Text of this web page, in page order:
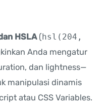
HSLA(hsl(204,
Anda mengatur
dan lightness—
manipulasi dinamis
atau CSS Variables.